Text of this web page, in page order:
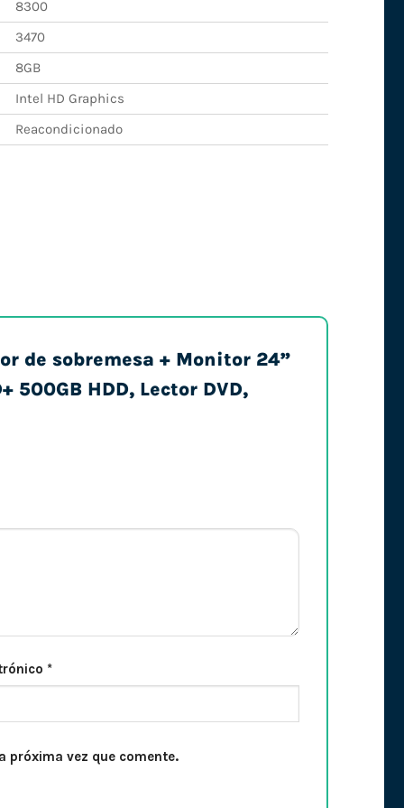
8300
3470
8GB
Intel HD Graphics
Reacondicionado
de sobremesa + Monitor 24”
500GB HDD, Lector DVD,
*
próxima vez que comente.